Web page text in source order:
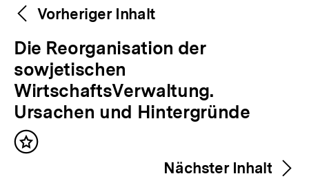
Weitere
Inhalte
Content-
Navigation
Vorheriger Inhalt
V
o
r
h
e
r
Die Reorganisation der
sowjetischen
WirtschaftsVerwaltung.
Ursachen und Hintergründe
Inhalt
Nächster Inhalt